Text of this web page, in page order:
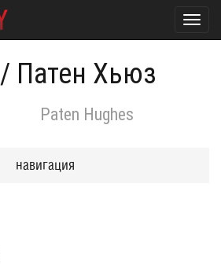
/ Патен Хьюз
Paten Hughes
навигация